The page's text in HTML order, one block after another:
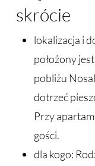
skrócie
lokalizacja i
położony
pobliżu
dotrzeć
Przy
gości.
dla kogo: